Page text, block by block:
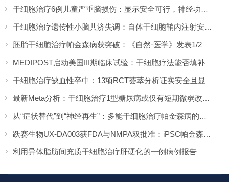
利用异体脂肪间充质干细胞治疗肝硬化的一例病例报告